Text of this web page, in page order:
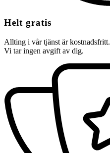
Helt gratis
Allting i vår tjänst är kostnadsfritt.
Vi tar ingen avgift av dig.